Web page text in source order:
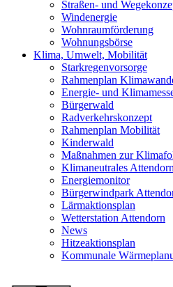
Straßen- und
Windenergie
Wohnraumförderung
Wohnungsbörse
Klima, Umwelt, Mobilität
Starkregenvorsorge
Rahmenplan
Energie- und
Bürgerwald
Radverkehrskonzept
Rahmenplan Mobilität
Kinderwald
Maßnahmen zur
Klimaneutrales
Energiemonitor
Bürgerwindpark
Lärmaktionsplan
Wetterstation Attendorn
News
Hitzeaktionsplan
Kommunale